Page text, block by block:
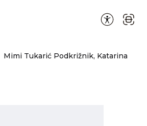
Mimi Tukarić Podkrižnik, Katarina